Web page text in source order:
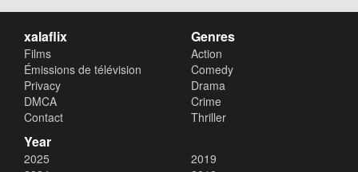
xalaflix
Films
Émissions de télévision
Privacy
DMCA
Contact
Genres
Action
Comedy
Drama
Crime
Thriller
Year
2025
2019